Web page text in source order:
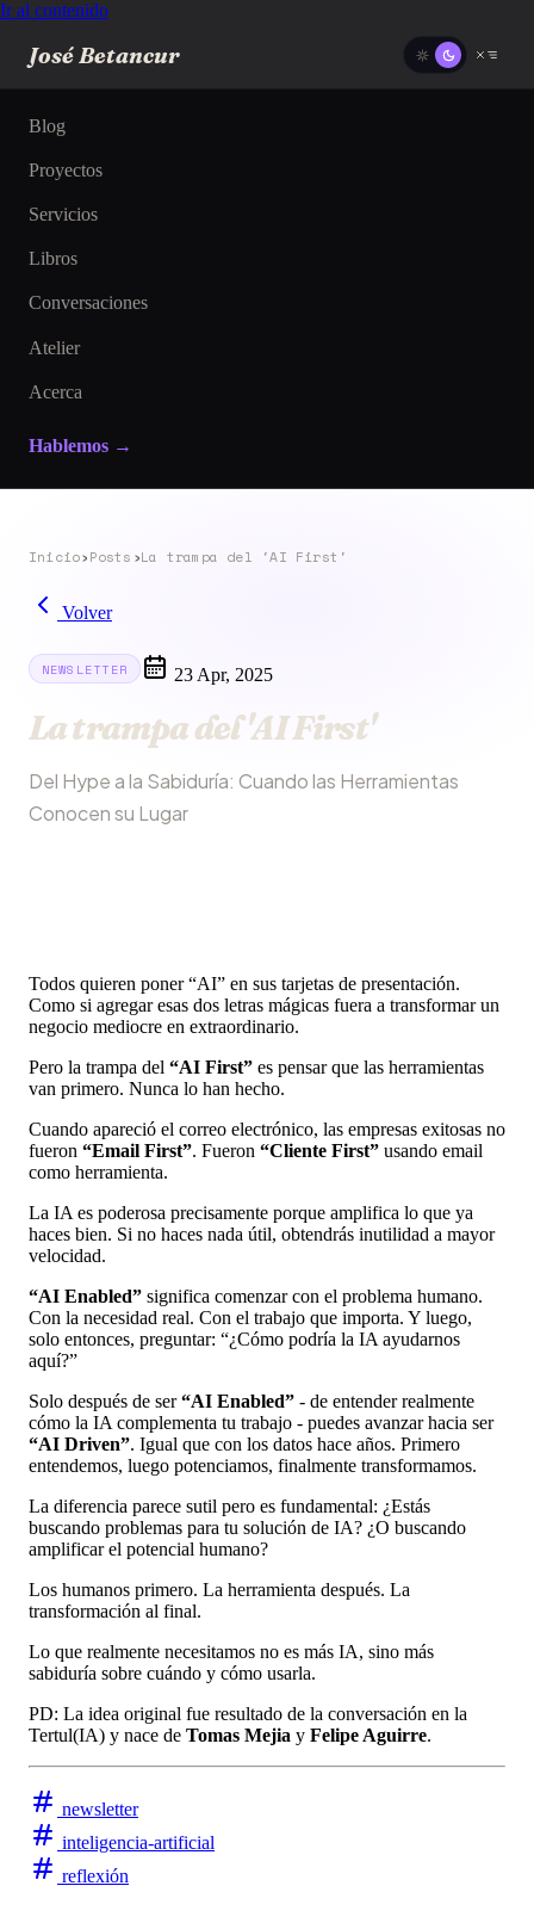
Ir al contenido
José Betancur
Blog
Proyectos
Servicios
Libros
Conversaciones
Atelier
Acerca
Hablemos →
Inicio›Posts ›La trampa del 'AI First'
Volver
NEWSLETTER 23 Apr, 2025
La trampa del 'AI First'
Del Hype a la Sabiduría: Cuando las Herramientas
Conocen su Lugar
Todos quieren poner “AI” en sus tarjetas de presentación.
Como si agregar esas dos letras mágicas fuera a transformar un
negocio mediocre en extraordinario.
Pero la trampa del “AI First” es pensar que las herramientas
van primero. Nunca lo han hecho.
Cuando apareció el correo electrónico, las empresas exitosas no
fueron “Email First”. Fueron “Cliente First” usando email
como herramienta.
La IA es poderosa precisamente porque amplifica lo que ya
haces bien. Si no haces nada útil, obtendrás inutilidad a mayor
velocidad.
“AI Enabled” significa comenzar con el problema humano.
Con la necesidad real. Con el trabajo que importa. Y luego,
solo entonces, preguntar: “¿Cómo podría la IA ayudarnos
aquí?”
Solo después de ser“AI Enabled” - de entender realmente
cómo la IA complementa tu trabajo - puedes avanzar hacia ser
“AI Driven”. Igual que con los datos hace años. Primero
entendemos, luego potenciamos, finalmente transformamos.
La diferencia parece sutil pero es fundamental: ¿Estás
buscando problemas para tu solución de IA? ¿O buscando
amplificar el potencial humano?
Los humanos primero. La herramienta después. La
transformación al final.
Lo que realmente necesitamos no es más IA, sino más
sabiduría sobre cuándo y cómo usarla.
PD: La idea original fue resultado de la conversación en la
Tertul(IA) y nace de Tomas Mejia y Felipe Aguirre.
newsletter
inteligencia-artificial
reflexión